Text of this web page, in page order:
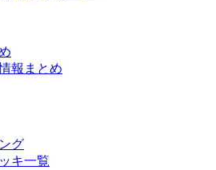
報まとめ
グ
キ一覧